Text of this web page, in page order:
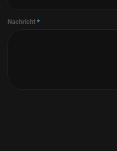
Nachricht *